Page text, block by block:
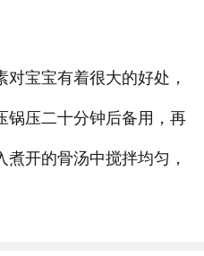
宝宝有着很大的好处，
锅压二十分钟后备用，再
开的骨汤中搅拌均匀，